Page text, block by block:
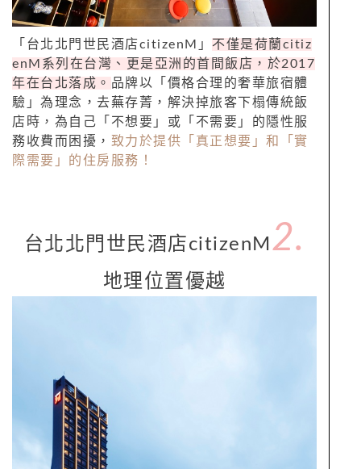
「台北北門世民酒店citizenM」 不僅是荷蘭citiz
enM系列在台灣、更是亞洲的首間飯店，於2017
年在台北落成。 品牌以「價格合理的奢華旅宿體
驗」為理念，去蕪存菁，解決掉旅客下榻傳統飯
店時，為自己「不想要」或「不需要」的隱性服
務收費而困擾， 致力於提供「真正想要」和「實
際需要」的住房服務！
台北北門世民酒店citizenM 2.
地理位置優越